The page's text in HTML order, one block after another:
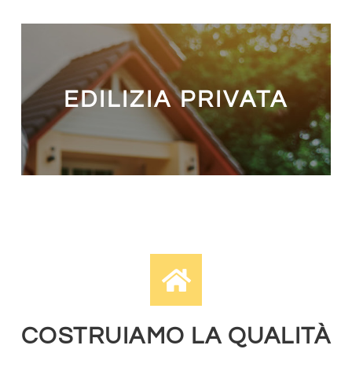
EDILIZIA PRIVATA
COSTRUIAMO LA QUALITÀ